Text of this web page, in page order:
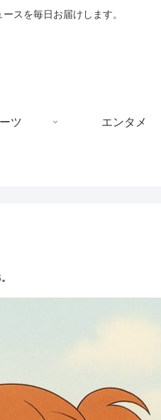
スを毎日お届けします。
ツ エンタメ